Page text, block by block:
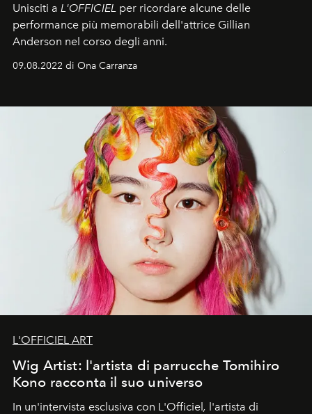
Unisciti a L'OFFICIEL per ricordare alcune delle
performance più memorabili dell'attrice Gillian
Anderson nel corso degli anni.
09.08.2022 di Ona Carranza
L'OFFICIEL ART
Wig Artist: l'artista di parrucche Tomihiro
Kono racconta il suo universo
In un'intervista esclusiva con L'Officiel, l'artista di